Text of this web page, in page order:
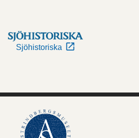
Sjöhistoriska